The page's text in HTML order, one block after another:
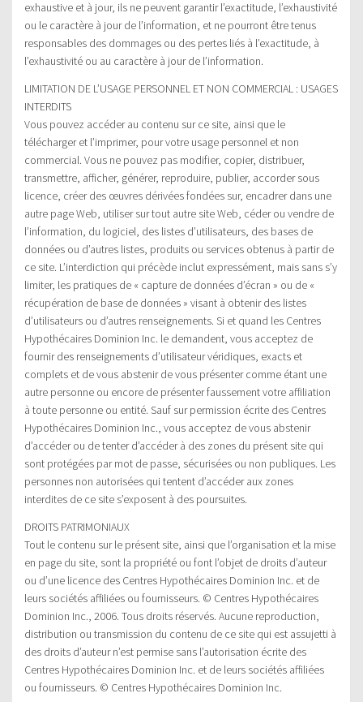
exhaustive et à jour, ils ne peuvent garantir l’exactitude, l’exhaustivité
ou le caractère à jour de l’information, et ne pourront être tenus
responsables des dommages ou des pertes liés à l’exactitude, à
l’exhaustivité ou au caractère à jour de l’information.
LIMITATION DE L’USAGE PERSONNEL ET NON COMMERCIAL : USAGES
INTERDITS
Vous pouvez accéder au contenu sur ce site, ainsi que le
télécharger et l’imprimer, pour votre usage personnel et non
commercial. Vous ne pouvez pas modifier, copier, distribuer,
transmettre, afficher, générer, reproduire, publier, accorder sous
licence, créer des œuvres dérivées fondées sur, encadrer dans une
autre page Web, utiliser sur tout autre site Web, céder ou vendre de
l’information, du logiciel, des listes d’utilisateurs, des bases de
données ou d’autres listes, produits ou services obtenus à partir de
ce site. L’interdiction qui précède inclut expressément, mais sans s’y
limiter, les pratiques de « capture de données d’écran » ou de «
récupération de base de données » visant à obtenir des listes
d’utilisateurs ou d’autres renseignements. Si et quand les Centres
Hypothécaires Dominion Inc. le demandent, vous acceptez de
fournir des renseignements d’utilisateur véridiques, exacts et
complets et de vous abstenir de vous présenter comme étant une
autre personne ou encore de présenter faussement votre affiliation
à toute personne ou entité. Sauf sur permission écrite des Centres
Hypothécaires Dominion Inc., vous acceptez de vous abstenir
d’accéder ou de tenter d’accéder à des zones du présent site qui
sont protégées par mot de passe, sécurisées ou non publiques. Les
personnes non autorisées qui tentent d’accéder aux zones
interdites de ce site s’exposent à des poursuites.
DROITS PATRIMONIAUX
Tout le contenu sur le présent site, ainsi que l’organisation et la mise
en page du site, sont la propriété ou font l’objet de droits d’auteur
ou d’une licence des Centres Hypothécaires Dominion Inc. et de
leurs sociétés affiliées ou fournisseurs. © Centres Hypothécaires
Dominion Inc., 2006. Tous droits réservés. Aucune reproduction,
distribution ou transmission du contenu de ce site qui est assujetti à
des droits d’auteur n’est permise sans l’autorisation écrite des
Centres Hypothécaires Dominion Inc. et de leurs sociétés affiliées
ou fournisseurs. © Centres Hypothécaires Dominion Inc.